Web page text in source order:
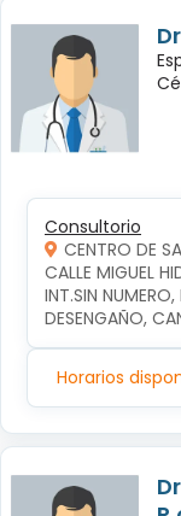
Consultorio
CENTRO DE
CALLE MIGUEL
INT.SIN
DESENGAÑO,
Horarios